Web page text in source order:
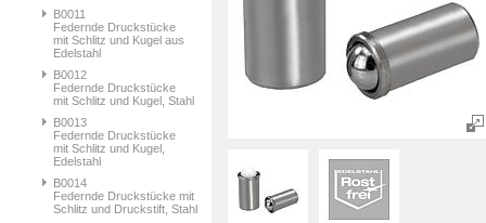
B0011
Federnde Druckstücke
mit Schlitz und Kugel aus
Edelstahl
B0012
Federnde Druckstücke
mit Schlitz und Kugel, Stahl
B0013
Federnde Druckstücke
mit Schlitz und Kugel,
Edelstahl
B0014
Federnde Druckstücke mit
Schlitz und Druckstift, Stahl